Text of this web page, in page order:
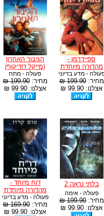
ספיידרמן -
מהדורה מיוחדת
- מדע בדיוני
מחיר:199.90 ₪
אצלנו: 99.90 ₪
הגיבור האחרון
(מייקל דודיקוף)
פעולה - מתח
מחיר:199.90 ₪
אצלנו: 99.90 ₪
בלתי נראה 2
פעולה - אימה
מחיר:199.90 ₪
אצלנו: 99.90 ₪
דוח מיוחד -
מהדורה מיוחדת
פעולה - מדע בדיוני
מחיר:169.90 ₪
אצלנו: 99.90 ₪